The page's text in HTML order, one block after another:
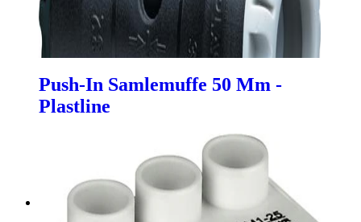
Push-In Samlemuffe 50 Mm -
Plastline